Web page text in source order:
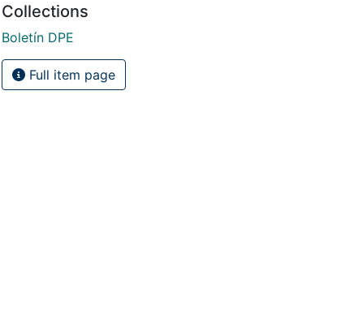
Collections
Boletín DPE
Full item page